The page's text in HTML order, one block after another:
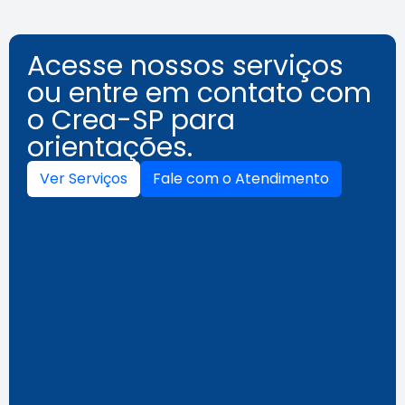
Acesse nossos serviços
ou entre em contato com
o Crea-SP para
orientações.
Ver Serviços Fale com o Atendimento